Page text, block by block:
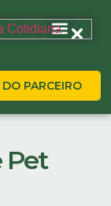
PARCEIRO
Pet